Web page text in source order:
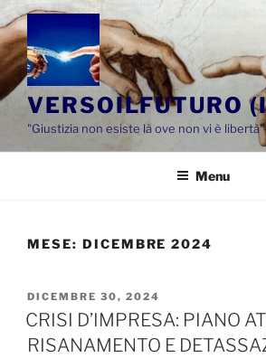
Salta
al
contenuto
VERSOILFUTURO
"Giustizia non esiste là ove non vi è
Menu
MESE: DICEMBRE 2024
PUBBLICATO
IL
DICEMBRE 30, 2024
CRISI D’IMPRESA: PIANO
RISANAMENTO E